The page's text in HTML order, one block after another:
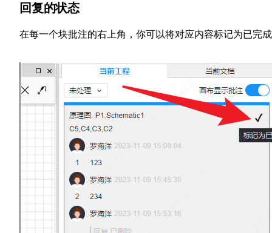
回复的状态
在每一个块批注的右上角，你可以将对应内容标记为已完成